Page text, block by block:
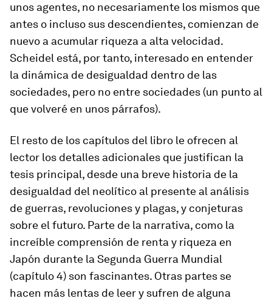
unos agentes, no necesariamente los mismos que
antes o incluso sus descendientes, comienzan de
nuevo a acumular riqueza a alta velocidad.
Scheidel está, por tanto, interesado en entender
la dinámica de desigualdad dentro de las
sociedades, pero no entre sociedades (un punto al
que volveré en unos párrafos).
El resto de los capítulos del libro le ofrecen al
lector los detalles adicionales que justifican la
tesis principal, desde una breve historia de la
desigualdad del neolítico al presente al análisis
de guerras, revoluciones y plagas, y conjeturas
sobre el futuro. Parte de la narrativa, como la
increíble comprensión de renta y riqueza en
Japón durante la Segunda Guerra Mundial
(capítulo 4) son fascinantes. Otras partes se
hacen más lentas de leer y sufren de alguna